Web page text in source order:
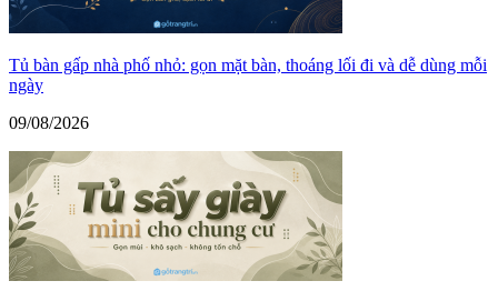
Tủ bàn gấp nhà phố nhỏ: gọn mặt bàn, thoáng lối đi và dễ dùng mỗi
ngày
09/08/2026